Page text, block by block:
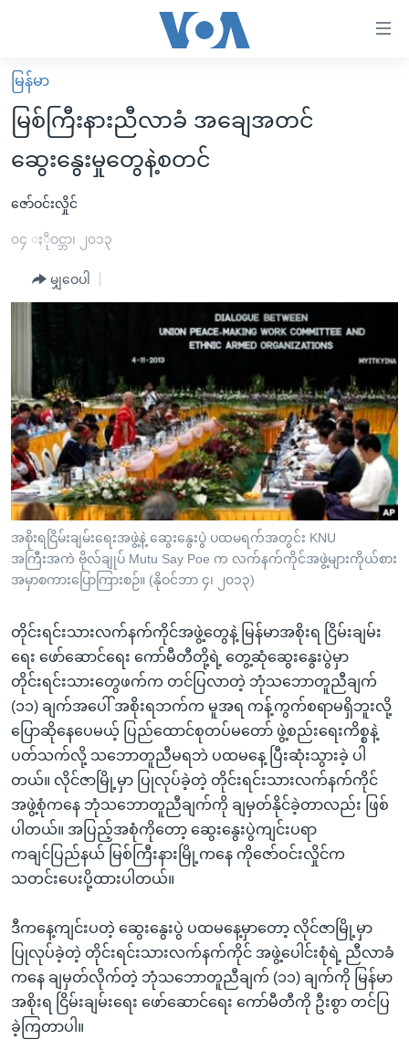
လွယ်ကူ
စေ
Link
များ
ပင်မ
ကျော်
ကြည့်
ပင်မ
အ
ညွန်း
စာမျက်နှာ
သို့
ကျော်
ကြည့်
ရန်
ရှာဖွေ
နေရာ
သို့
ကျော်
ရန်
မူလစာမျက်နှာ
မြန်မာ
ကမ္ဘာ့သတင်းများ
နိုင်ငံတကာ
အစ္စရေး-ပါလက်စတိုင်း
ဗွီဒီယို
အင်္ဂလိပ်စာလေ့လာမယ်
အမေရိကန်သုံးအီဒီယံ
မကြေးမုံရဲ့ အင်္ဂလိပ်စာ
ရုပ်ရှင်ထဲက အင်္ဂလိပ်စာ
သုတပဒေသာ အင်္ဂလိပ်စာ
အပတ်စဉ်ကဏ္ဍများ
ရေဒီယို
တီဗွီ
ရေဒီယိုနှင့်ရုပ်သံ အချက်အလက်များ
ရေဒီယို/တီဗွီအစီအစဉ်
Learning English
ဗွီအိုအေ လူမှုကွန်ယက်များ
ဘာသာစကားများ
မြန်မာ
မြစ်ကြီးနားညီလာခံ အချေအတင်
ဆွေးနွေးမှုတွေနဲ့စတင်
ဇော်ဝင်းလှိုင်
၀၄ ႏိုဝင္ဘာ၊ ၂၀၁၃
မျှဝေပါ
အစိုးရငြိမ်းချမ်းရေးအဖွဲ့နဲ့ ဆွေးနွေးပွဲ ပထမရက်အတွင်း KNU
အကြီးအကဲ ဗိုလ်ချုပ် Mutu Say Poe က လက်နက်ကိုင်အဖွဲ့များကိုယ်စား
အမှာစကားပြောကြားစဉ်။ (နိုဝင်ဘာ ၄၊ ၂၀၁၃)
တိုင်းရင်းသားလက်နက်ကိုင်အဖွဲ့တွေနဲ့ မြန်မာအစိုးရ ငြိမ်းချမ်း
ရေး ဖော်ဆောင်ရေး ကော်မီတီတို့ရဲ့ တွေ့ဆုံဆွေးနွေးပွဲမှာ
တိုင်းရင်းသားတွေဖက်က တင်ပြလာတဲ့ ဘုံသဘောတူညီချက်
(၁၁) ချက်အပေါ် အစိုးရဘက်က မူအရ ကန့်ကွက်စရာမရှိဘူးလို့
ပြောဆိုနေပေမယ့် ပြည်ထောင်စုတပ်မတော် ဖွဲ့စည်းရေးကိစ္စနဲ့
ပတ်သက်လို့ သဘောတူညီမရဘဲ ပထမနေ့ ပြီးဆုံးသွားခဲ့ ပါ
တယ်။ လိုင်ဇာမြို့မှာ ပြုလုပ်ခဲ့တဲ့ တိုင်းရင်းသားလက်နက်ကိုင်
အဖွဲ့စုံကနေ ဘုံသဘောတူညီချက်ကို ချမှတ်နိုင်ခဲ့တာလည်း ဖြစ်
ပါတယ်။ အပြည့်အစုံကိုတော့ ဆွေးနွေးပွဲကျင်းပရာ
ကချင်ပြည်နယ် မြစ်ကြီးနားမြို့ကနေ ကိုဇော်ဝင်းလှိုင်က
သတင်းပေးပို့ထားပါတယ်။
ဒီကနေ့ကျင်းပတဲ့ ဆွေးနွေးပွဲ ပထမနေ့မှာတော့ လိုင်ဇာမြို့မှာ
ပြုလုပ်ခဲ့တဲ့ တိုင်းရင်းသားလက်နက်ကိုင် အဖွဲ့ပေါင်းစုံရဲ့ ညီလာခံ
ကနေ ချမှတ်လိုက်တဲ့ ဘုံသဘောတူညီချက် (၁၁) ချက်ကို မြန်မာ
အစိုးရ ငြိမ်းချမ်းရေး ဖော်ဆောင်ရေး ကော်မီတီကို ဦးစွာ တင်ပြ
ခဲ့ကြတာပါ။